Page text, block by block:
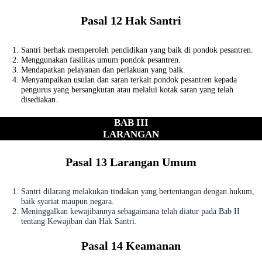
Pasal 12 Hak Santri
Santri berhak memperoleh pendidikan yang baik di pondok pesantren.
Menggunakan fasilitas umum pondok pesantren.
Mendapatkan pelayanan dan perlakuan yang baik.
Menyampaikan usulan dan saran terkait pondok pesantren kepada
pengurus yang bersangkutan atau melalui kotak saran yang telah
disediakan.
BAB III
LARANGAN
Pasal 13 Larangan Umum
Santri dilarang melakukan tindakan yang bertentangan dengan hukum,
baik syariat maupun negara.
Meninggalkan kewajibannya sebagaimana telah diatur pada Bab II
tentang Kewajiban dan Hak Santri.
Pasal 14 Keamanan